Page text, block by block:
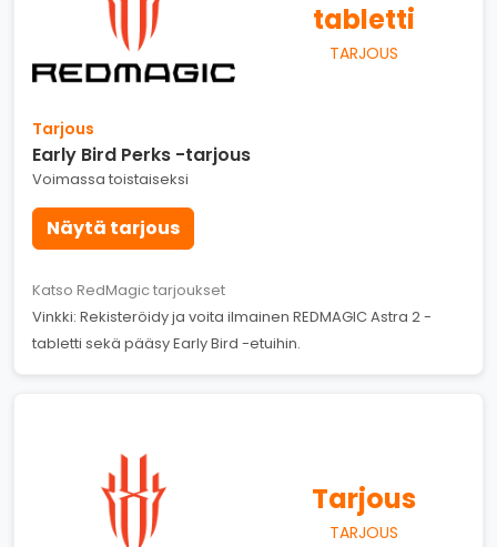
tabletti
TARJOUS
Tarjous
Early Bird Perks -tarjous
Voimassa toistaiseksi
Näytä tarjous
Katso RedMagic tarjoukset
Vinkki: Rekisteröidy ja voita ilmainen REDMAGIC Astra 2 -
tabletti sekä pääsy Early Bird -etuihin.
Tarjous
TARJOUS